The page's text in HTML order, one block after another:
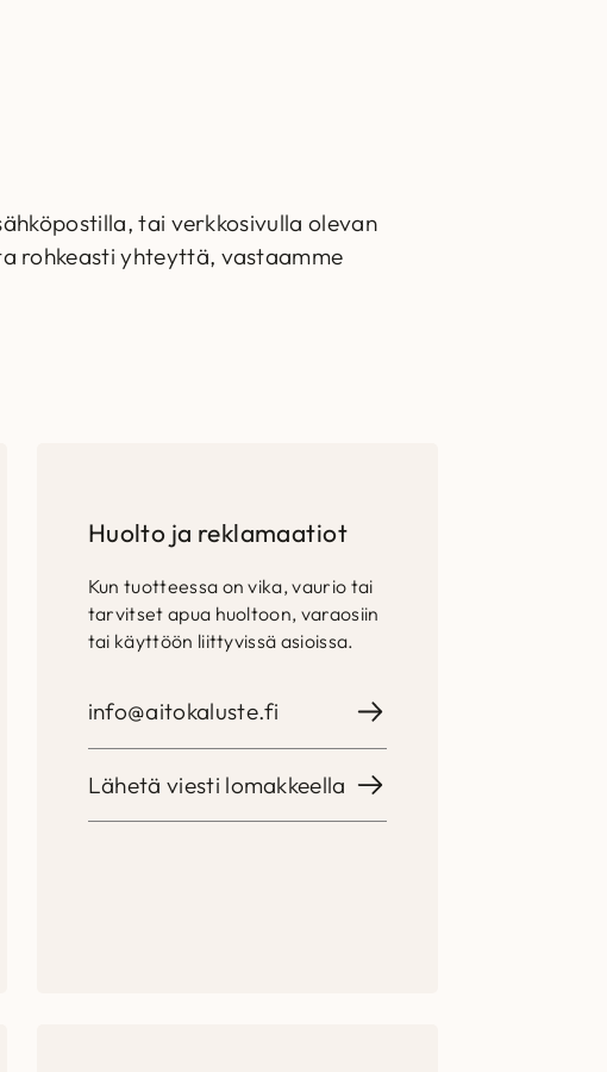
tai verkkosivulla olevan
rohkeasti yhteyttä, vastaamme
Huolto ja reklamaatiot
Kun tuotteessa on vika, vaurio tai
tarvitset apua huoltoon, varaosiin
tai käyttöön liittyvissä asioissa.
info@aitokaluste.fi
Lähetä viesti lomakkeella